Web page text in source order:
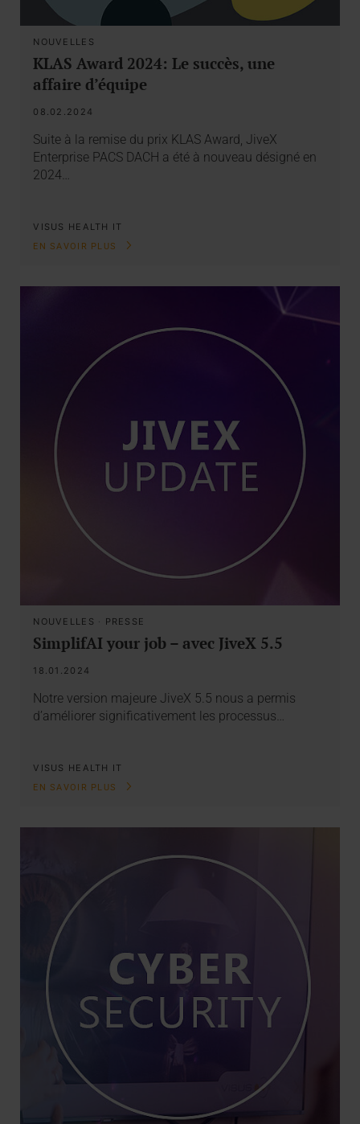
NOUVELLES
KLAS Award 2024: Le succès, une
affaire d’équipe
08.02.2024
Suite à la remise du prix KLAS Award, JiveX
Enterprise PACS DACH a été à nouveau désigné en
2024…
VISUS HEALTH IT
EN SAVOIR PLUS
NOUVELLES · PRESSE
SimplifAI your job – avec JiveX 5.5
18.01.2024
Notre version majeure JiveX 5.5 nous a permis
d’améliorer significativement les processus…
VISUS HEALTH IT
EN SAVOIR PLUS